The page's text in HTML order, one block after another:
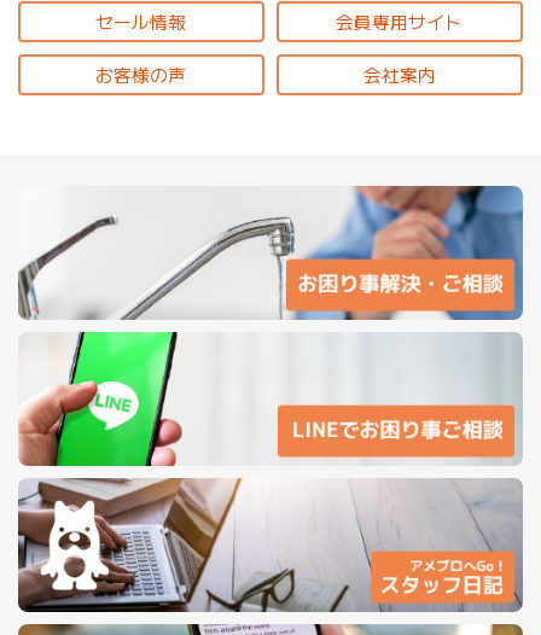
セール情報 会員専用サイト
お客様の声 会社案内